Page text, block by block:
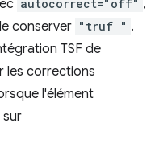
autocorrect="off" ,
conserver "truf " .
TSF de
les corrections
l'élément
sur